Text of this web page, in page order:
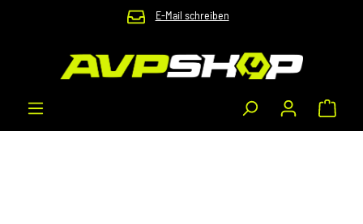
Zum Hauptinhalt springen E-Mail schreiben